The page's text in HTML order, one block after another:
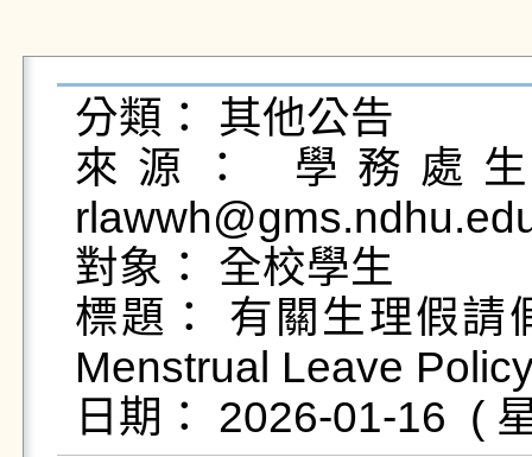
分類： 其他公告
來源： 學務處
對象： 全校學生
標題： 有關生理假請
Menstrual Leave